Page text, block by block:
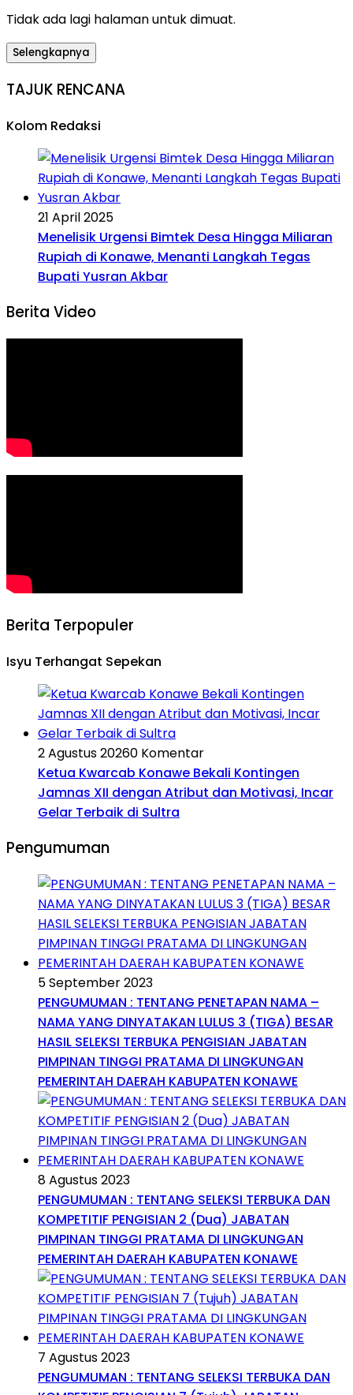
Tidak ada lagi halaman untuk dimuat.
Selengkapnya
TAJUK RENCANA
Kolom Redaksi
21 April 2025
Menelisik Urgensi Bimtek Desa Hingga Miliaran
Rupiah di Konawe, Menanti Langkah Tegas
Bupati Yusran Akbar
Berita Video
Berita Terpopuler
Isyu Terhangat Sepekan
2 Agustus 20260 Komentar
Ketua Kwarcab Konawe Bekali Kontingen
Jamnas XII dengan Atribut dan Motivasi, Incar
Gelar Terbaik di Sultra
Pengumuman
5 September 2023
PENGUMUMAN : TENTANG PENETAPAN NAMA –
NAMA YANG DINYATAKAN LULUS 3 (TIGA) BESAR
HASIL SELEKSI TERBUKA PENGISIAN JABATAN
PIMPINAN TINGGI PRATAMA DI LINGKUNGAN
PEMERINTAH DAERAH KABUPATEN KONAWE
8 Agustus 2023
PENGUMUMAN : TENTANG SELEKSI TERBUKA DAN
KOMPETITIF PENGISIAN 2 (Dua) JABATAN
PIMPINAN TINGGI PRATAMA DI LINGKUNGAN
PEMERINTAH DAERAH KABUPATEN KONAWE
7 Agustus 2023
PENGUMUMAN : TENTANG SELEKSI TERBUKA DAN